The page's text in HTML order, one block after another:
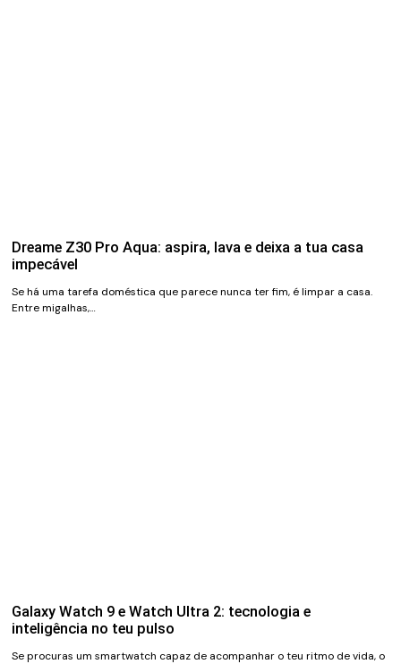
Dreame Z30 Pro Aqua: aspira, lava e deixa a tua casa
impecável
Se há uma tarefa doméstica que parece nunca ter fim, é limpar a casa.
Entre migalhas,…
Galaxy Watch 9 e Watch Ultra 2: tecnologia e
inteligência no teu pulso
Se procuras um smartwatch capaz de acompanhar o teu ritmo de vida, o